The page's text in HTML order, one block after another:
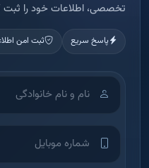
تخصصی، اطلاعات خود را ثبت
پاسخ سریع ثبت امن